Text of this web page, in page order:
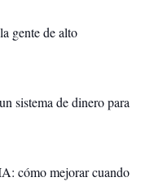
gente de alto
sistema de dinero para
cómo mejorar cuando